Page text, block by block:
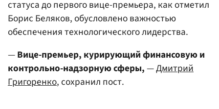
статуса до первого вице-премьера, как отметил
Борис Беляков, обусловлено важностью
обеспечения технологического лидерства.
—Вице-премьер, курирующий финансовую и
контрольно-надзорную сферы,—Дмитрий
Григоренко, сохранил пост.